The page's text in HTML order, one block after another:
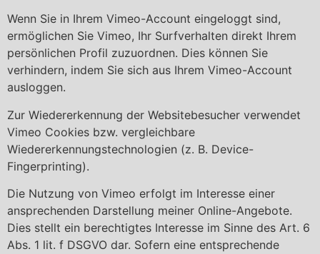
Wenn Sie in Ihrem Vimeo-Account eingeloggt sind,
ermöglichen Sie Vimeo, Ihr Surfverhalten direkt Ihrem
persönlichen Profil zuzuordnen. Dies können Sie
verhindern, indem Sie sich aus Ihrem Vimeo-Account
ausloggen.
Zur Wiedererkennung der Websitebesucher verwendet
Vimeo Cookies bzw. vergleichbare
Wiedererkennungstechnologien (z. B. Device-
Fingerprinting).
Die Nutzung von Vimeo erfolgt im Interesse einer
ansprechenden Darstellung meiner Online-Angebote.
Dies stellt ein berechtigtes Interesse im Sinne des Art. 6
Abs. 1 lit. f DSGVO dar. Sofern eine entsprechende